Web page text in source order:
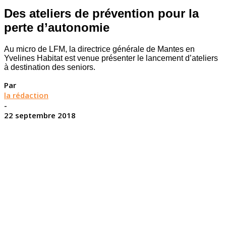
Des ateliers de prévention pour la
perte d’autonomie
Au micro de LFM, la directrice générale de Mantes en
Yvelines Habitat est venue présenter le lancement d’ateliers
à destination des seniors.
Par
la rédaction
-
22 septembre 2018